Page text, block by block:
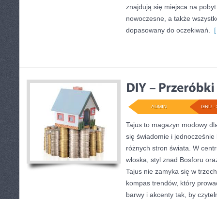
znajdują się miejsca na
nowoczesne, a także
dopasowany do oczekiwań.
GRU -
ADMIN
Tajus to magazyn modowy
się świadomie i
różnych stron świata. W
włoska, styl znad Bosforu
Tajus nie zamyka się w
kompas trendów, który
barwy i akcenty tak, by